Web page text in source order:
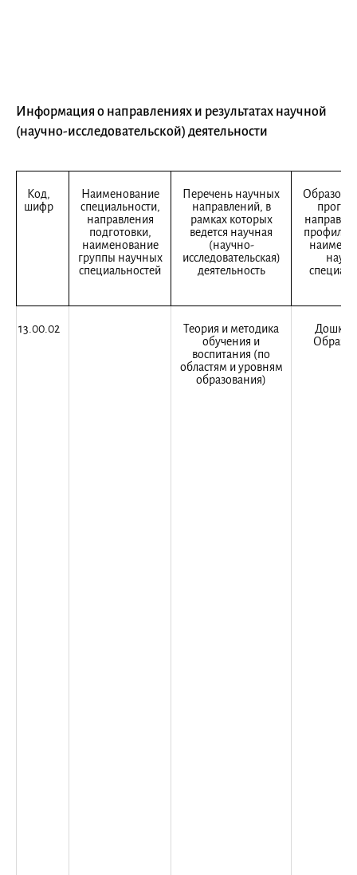
Информация о направлениях и результатах научной
(научно-исследовательской) деятельности
Код,
шифр
Наименование
специальности,
направления
подготовки,
наименование
группы научных
специальностей
Перечень научных
направлений, в
рамках которых
ведется научная
(научно-
исследовательская)
деятельность
профиль,
13.00.02
Теория и методика
обучения и
воспитания (по
областям и уровням
образования)